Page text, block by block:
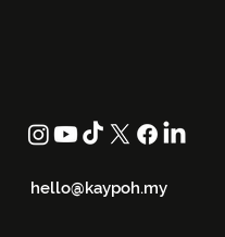
hello@kaypoh.my